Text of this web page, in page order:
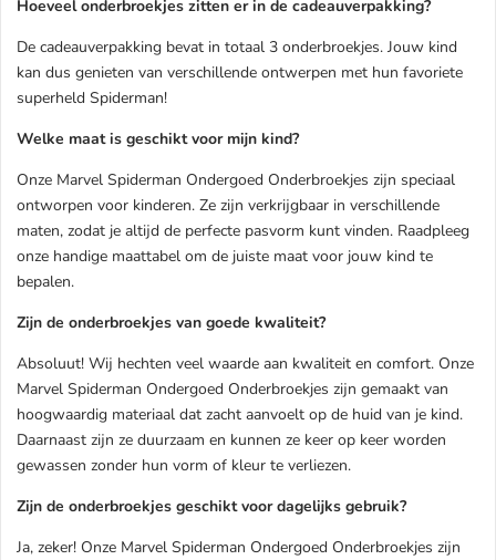
Hoeveel onderbroekjes zitten er in de cadeauverpakking?
De cadeauverpakking bevat in totaal 3 onderbroekjes. Jouw kind
kan dus genieten van verschillende ontwerpen met hun favoriete
superheld Spiderman!
Welke maat is geschikt voor mijn kind?
Onze Marvel Spiderman Ondergoed Onderbroekjes zijn speciaal
ontworpen voor kinderen. Ze zijn verkrijgbaar in verschillende
maten, zodat je altijd de perfecte pasvorm kunt vinden. Raadpleeg
onze handige maattabel om de juiste maat voor jouw kind te
bepalen.
Zijn de onderbroekjes van goede kwaliteit?
Absoluut! Wij hechten veel waarde aan kwaliteit en comfort. Onze
Marvel Spiderman Ondergoed Onderbroekjes zijn gemaakt van
hoogwaardig materiaal dat zacht aanvoelt op de huid van je kind.
Daarnaast zijn ze duurzaam en kunnen ze keer op keer worden
gewassen zonder hun vorm of kleur te verliezen.
Zijn de onderbroekjes geschikt voor dagelijks gebruik?
Ja, zeker! Onze Marvel Spiderman Ondergoed Onderbroekjes zijn